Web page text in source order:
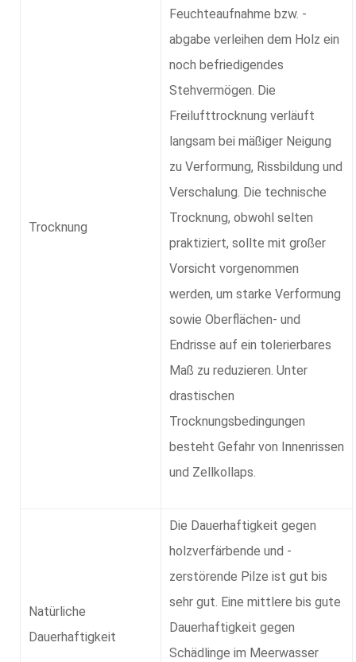
Trocknung
Feuchteaufnahme bzw. -
abgabe verleihen dem Holz ein
noch befriedigendes
Stehvermögen. Die
Freilufttrocknung verläuft
langsam bei mäßiger Neigung
zu Verformung, Rissbildung und
Verschalung. Die technische
Trocknung, obwohl selten
praktiziert, sollte mit großer
Vorsicht vorgenommen
werden, um starke Verformung
sowie Oberflächen- und
Endrisse auf ein tolerierbares
Maß zu reduzieren. Unter
drastischen
Trocknungsbedingungen
besteht Gefahr von Innenrissen
und Zellkollaps.
Natürliche
Dauerhaftigkeit
Die Dauerhaftigkeit gegen
holzverfärbende und -
zerstörende Pilze ist gut bis
sehr gut. Eine mittlere bis gute
Dauerhaftigkeit gegen
Schädlinge im Meerwasser